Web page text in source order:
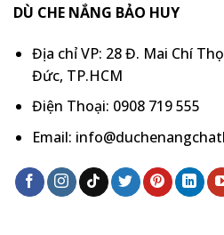
DÙ CHE NẮNG BẢO HUY
Địa chỉ VP: 28 Đ. Mai Chí
Đức, TP.HCM
Điện Thoại: 0908 719 555
Email: